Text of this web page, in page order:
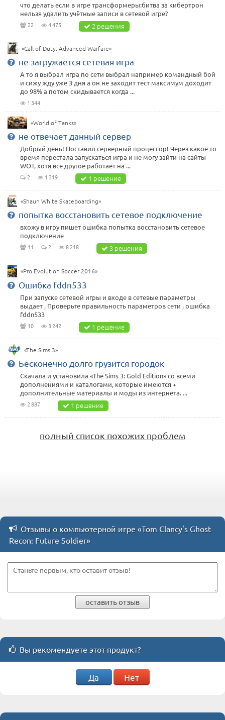
что делать если в игре трансформеры:битва за кибертрон
нельзя удалить учётные записи в сетевой игре?
22 4 475 2 решения
«Call of Duty: Advanced Warfare»
не загружается сетевая игра
А то я выбрал игра по сети выбрал например командный бой
и сижу жду уже 3 дня а он не заходит тест максимум доходит
до 98% а потом скидывается когда ...
1 344
«World of Tanks»
не отвечает данный сервер
Добрый день! Поставил серверный процессор! Через какое то
время перестала запускаться игра и не могу зайти на сайты
WOT, хотя все другое работает на ...
2 1 319 1 решение
«Shaun White Skateboarding»
попытка восстановить сетевое подключение
вхожу в игру пишет ошибка попытка восстановить сетевое
подключение
11 2 8 218 3 решения
«Pro Evolution Soccer 2016»
Ошибка fddn533
При запуске сетевой игры и входе в сетевые параметры
выдает , Проверьте правильность параметров сети , ошибка
fddn533
10 3 242 1 решение
«The Sims 3»
Бесконечно долго грузится городок
Скачала и установила «The Sims 3: Gold Edition» со всеми
дополнениями и каталогами, которые имеются +
дополнительные материалы и моды из интернета. ...
2 887 1 решение
полный список похожих проблем
Отзывы о компьютерной игре «Tom Clancy's Ghost
Recon: Future Soldier»
оставить отзыв
Вы рекомендуете этот продукт?
Да Нет